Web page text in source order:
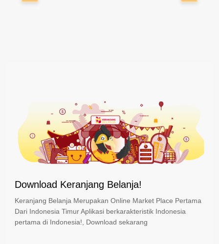
Download Keranjang Belanja!
Keranjang Belanja Merupakan Online Market Place Pertama
Dari Indonesia Timur Aplikasi berkarakteristik Indonesia
pertama di Indonesia!, Download sekarang